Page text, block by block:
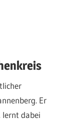
Er
lernt dabei